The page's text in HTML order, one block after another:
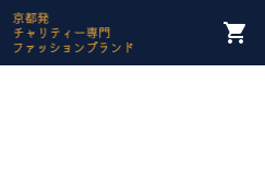
リティー先は
子どものキャンペーン 】
shopping_cart